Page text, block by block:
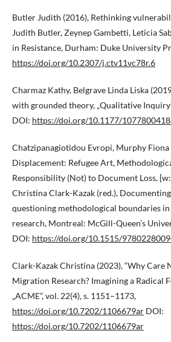
Butler Judith (2016), Rethinking
Judith Butler, Zeynep Gambetti, Leticia
in Resistance, Durham: Duke University
https://doi.org/10.2307/j.ctv11vc78r.6
Charmaz Kathy, Belgrave Linda Liska
with grounded theory, „Qualitative
DOI: https://doi.org/10.1177/
Chatzipanagiotidou Evropi, Murphy
Displacement: Refugee Art,
Responsibility (Not) to Document Loss,
Christina Clark-Kazak (red.),
questioning methodological boundaries
research, Montreal: McGill-Queen’s
DOI: https://doi.org/10.1515/
Clark-Kazak Christina (2023), “Why Care
Migration Research? Imagining a Radical
„ACME”, vol. 22(4), s. 1151–1173,
https://doi.org/10.7202/1106679ar DOI:
https://doi.org/10.7202/1106679ar